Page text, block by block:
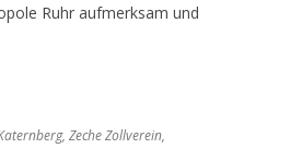
Ruhr aufmerksam und
Zeche Zollverein,